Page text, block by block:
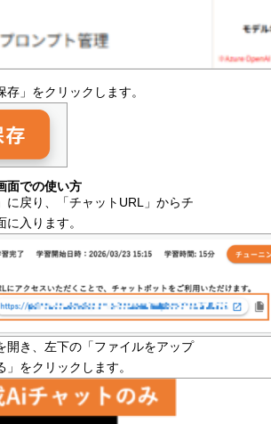
存」をクリックします。
面での使い方
に戻り、「チャットURL」からチ
に入ります。
開き、左下の「ファイルをアップ
」をクリックします。